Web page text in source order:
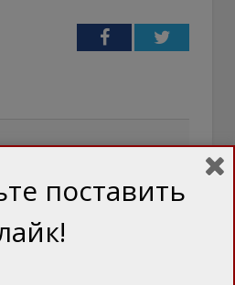
FacebookTwitter
поставить